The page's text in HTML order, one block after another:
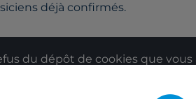
déjà confirmés.
du dépôt de cookies que vous
votre accord en cliquant sur le